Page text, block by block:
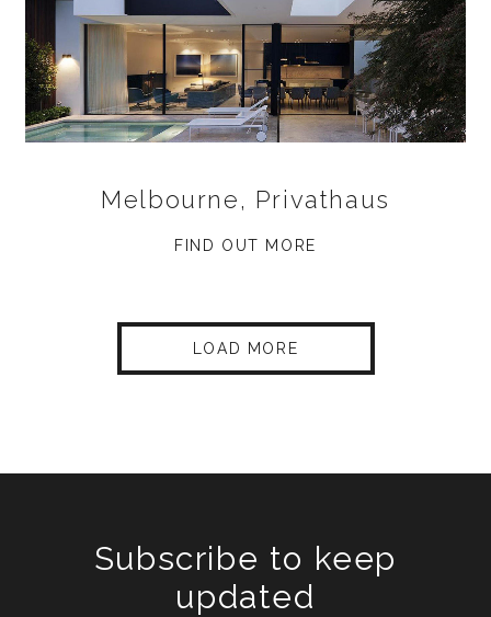
Melbourne, Privathaus
FIND OUT MORE
LOAD MORE
Subscribe to keep
updated